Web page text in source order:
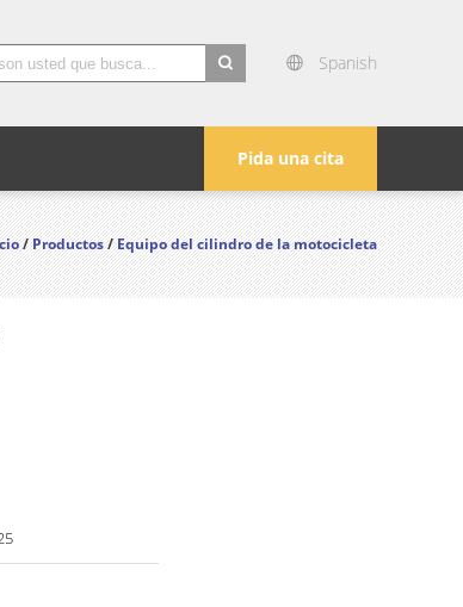
Spanish
Pida una cita
/Productos/Equipo del cilindro de la motocicleta